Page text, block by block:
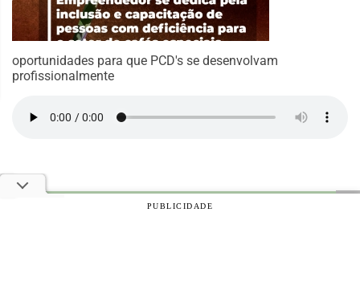
oportunidades para que PCD's se desenvolvam
profissionalmente
© 2026 Notícias Agrícolas. Todos os direitos reservados.
PUBLICIDADE